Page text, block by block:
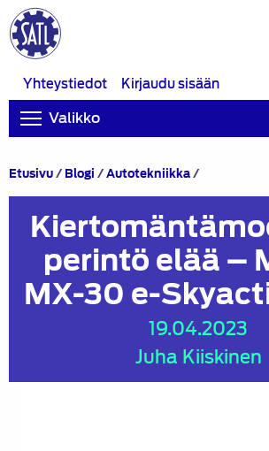
Yhteystiedot
Kirjaudu sisään
Valikko
Etusivu/ Blogi /Autotekniikka/
–
Mazda
MX-
30
e-
Skyactiv
R-
EV
perintö elää –
MX-30 e-
19.04.2023
Juha Kiiskinen